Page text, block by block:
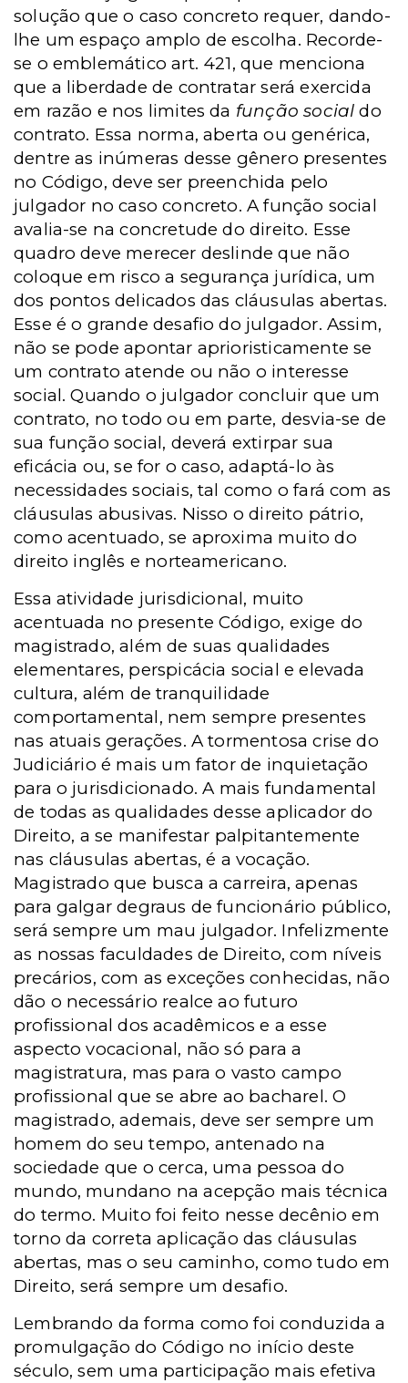
solução que o caso concreto requer, dando-
lhe um espaço amplo de escolha. Recorde-
se o emblemático art. 421, que menciona
que a liberdade de contratar será exercida
em razão e nos limites da função social do
contrato. Essa norma, aberta ou genérica,
dentre as inúmeras desse gênero presentes
no Código, deve ser preenchida pelo
julgador no caso concreto. A função social
avalia-se na concretude do direito. Esse
quadro deve merecer deslinde que não
coloque em risco a segurança jurídica, um
dos pontos delicados das cláusulas abertas.
Esse é o grande desafio do julgador. Assim,
não se pode apontar aprioristicamente se
um contrato atende ou não o interesse
social. Quando o julgador concluir que um
contrato, no todo ou em parte, desvia-se de
sua função social, deverá extirpar sua
eficácia ou, se for o caso, adaptá-lo às
necessidades sociais, tal como o fará com as
cláusulas abusivas. Nisso o direito pátrio,
como acentuado, se aproxima muito do
direito inglês e norteamericano.
Essa atividade jurisdicional, muito
acentuada no presente Código, exige do
magistrado, além de suas qualidades
elementares, perspicácia social e elevada
cultura, além de tranquilidade
comportamental, nem sempre presentes
nas atuais gerações. A tormentosa crise do
Judiciário é mais um fator de inquietação
para o jurisdicionado. A mais fundamental
de todas as qualidades desse aplicador do
Direito, a se manifestar palpitantemente
nas cláusulas abertas, é a vocação.
Magistrado que busca a carreira, apenas
para galgar degraus de funcionário público,
será sempre um mau julgador. Infelizmente
as nossas faculdades de Direito, com níveis
precários, com as exceções conhecidas, não
dão o necessário realce ao futuro
profissional dos acadêmicos e a esse
aspecto vocacional, não só para a
magistratura, mas para o vasto campo
profissional que se abre ao bacharel. O
magistrado, ademais, deve ser sempre um
homem do seu tempo, antenado na
sociedade que o cerca, uma pessoa do
mundo, mundano na acepção mais técnica
do termo. Muito foi feito nesse decênio em
torno da correta aplicação das cláusulas
abertas, mas o seu caminho, como tudo em
Direito, será sempre um desafio.
Lembrando da forma como foi conduzida a
promulgação do Código no início deste
século, sem uma participação mais efetiva